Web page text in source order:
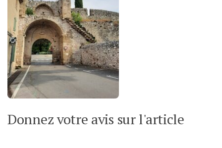
Donnez votre avis sur l'article